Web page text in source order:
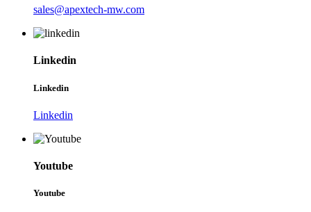
sales@apextech-mw.com
Linkedin
Linkedin
Linkedin
Youtube
Youtube